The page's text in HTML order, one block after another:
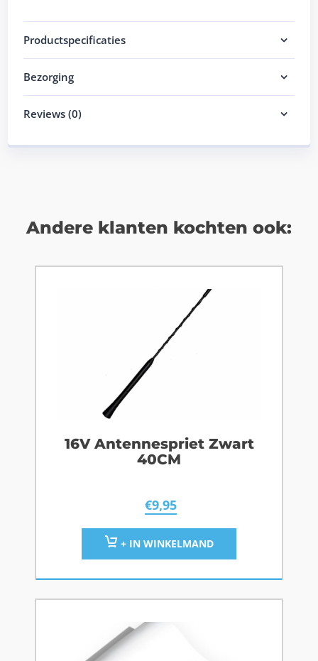
Productspecificaties
Bezorging
Reviews (0)
Andere klanten kochten ook:
16V Antennespriet Zwart
40CM
€9,95
+ IN WINKELMAND